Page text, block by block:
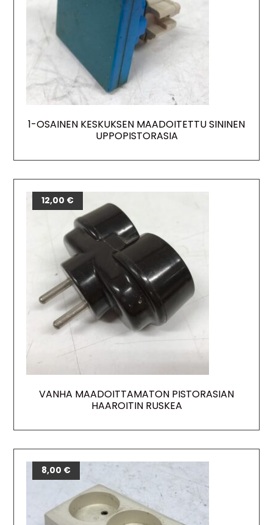
1-OSAINEN KESKUKSEN MAADOITETTU SININEN
UPPOPISTORASIA
VANHA MAADOITTAMATON PISTORASIAN
HAAROITIN RUSKEA
12,00 €
8,00 €